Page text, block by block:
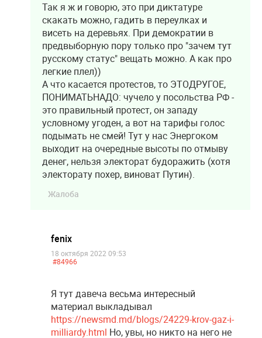
Так я ж и говорю, это при диктатуре
скакать можно, гадить в переулках и
висеть на деревьях. При демократии в
предвыборную пору только про "зачем тут
русскому статус" вещать можно. А как про
легкие плел))
А что касается протестов, то ЭТОДРУГОЕ,
ПОНИМАТЬНАДО: чучело у посольства РФ -
это правильный протест, он западу
условному угоден, а вот на тарифы голос
подымать не смей! Тут у нас Энергоком
выходит на очередные высоты по отмыву
денег, нельзя электорат будоражить (хотя
электорату похер, виноват Путин).
Жалоба
fenix
18 октября 2022 09:53
#84966
Я тут давеча весьма интересный
материал выкладывал
https://newsmd.md/blogs/24229-krov-gaz-i-
milliardy.html Но, увы, но никто на него не